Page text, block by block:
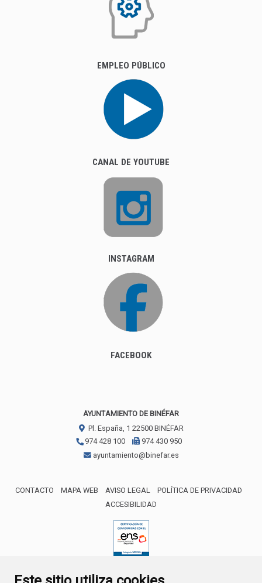
EMPLEO PÚBLICO
CANAL DE YOUTUBE
INSTAGRAM
FACEBOOK
AYUNTAMIENTO DE BINÉFAR
Pl. España, 1 22500 BINÉFAR
974 428 100
974 430 950
ayuntamiento@binefar.es
CONTACTO MAPA WEB AVISO LEGAL
POLÍTICA DE PRIVACIDAD
ACCESIBILIDAD